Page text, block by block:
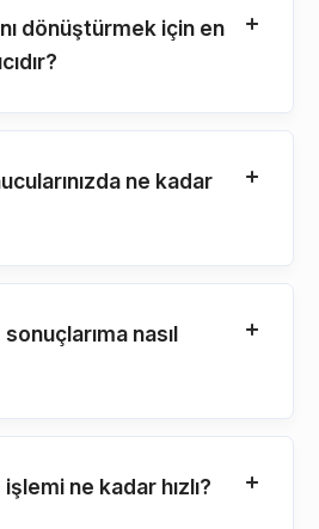
dönüştürmek için en
ne kadar
nasıl
ne kadar hızlı?